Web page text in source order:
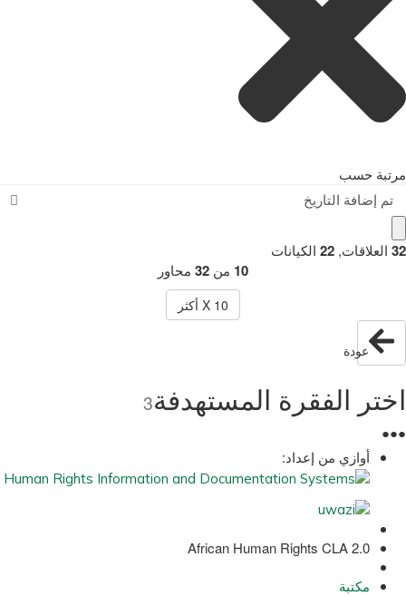
مرتبة حسب
تم إضافة التاريخ
32 العلاقات,
22 الكيانات
10 من 32 محاور
10 X أكثر
عودة
اختر الفقرة المستهدفة3
●
●
●
أوازي من إعداد:
African Human Rights CLA 2.0
مكتبة